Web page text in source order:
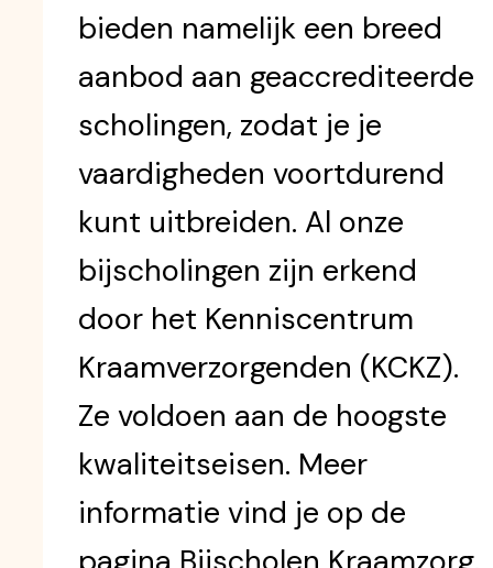
bieden namelijk een breed
aanbod aan geaccrediteerde
scholingen, zodat je je
vaardigheden voortdurend
kunt uitbreiden. Al onze
bijscholingen zijn erkend
door het Kenniscentrum
Kraamverzorgenden (KCKZ).
Ze voldoen aan de hoogste
kwaliteitseisen. Meer
informatie vind je op de